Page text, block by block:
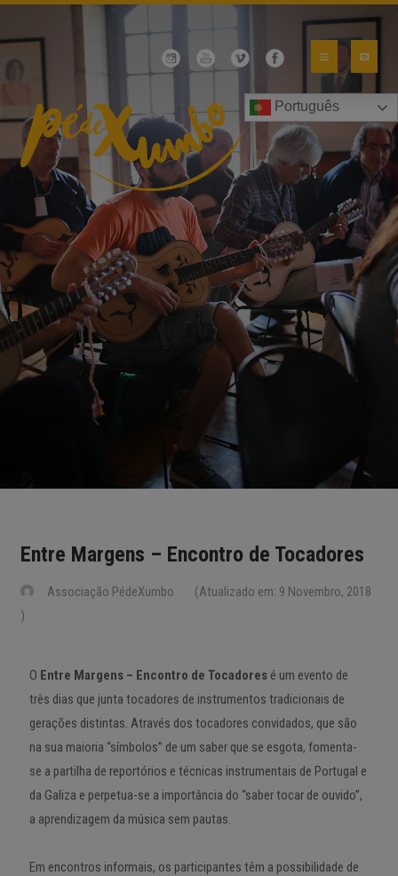
Português
Entre Margens – Encontro de Tocadores
Associação PédeXumbo
(Atualizado em: 9 Novembro, 2018
)
O Entre Margens – Encontro de Tocadores é um evento de
três dias que junta tocadores de instrumentos tradicionais de
gerações distintas. Através dos tocadores convidados, que são
na sua maioria “símbolos” de um saber que se esgota, fomenta-
se a partilha de reportórios e técnicas instrumentais de Portugal e
da Galiza e perpetua-se a importância do “saber tocar de ouvido”,
a aprendizagem da música sem pautas.
Em encontros informais, os participantes têm a possibilidade de